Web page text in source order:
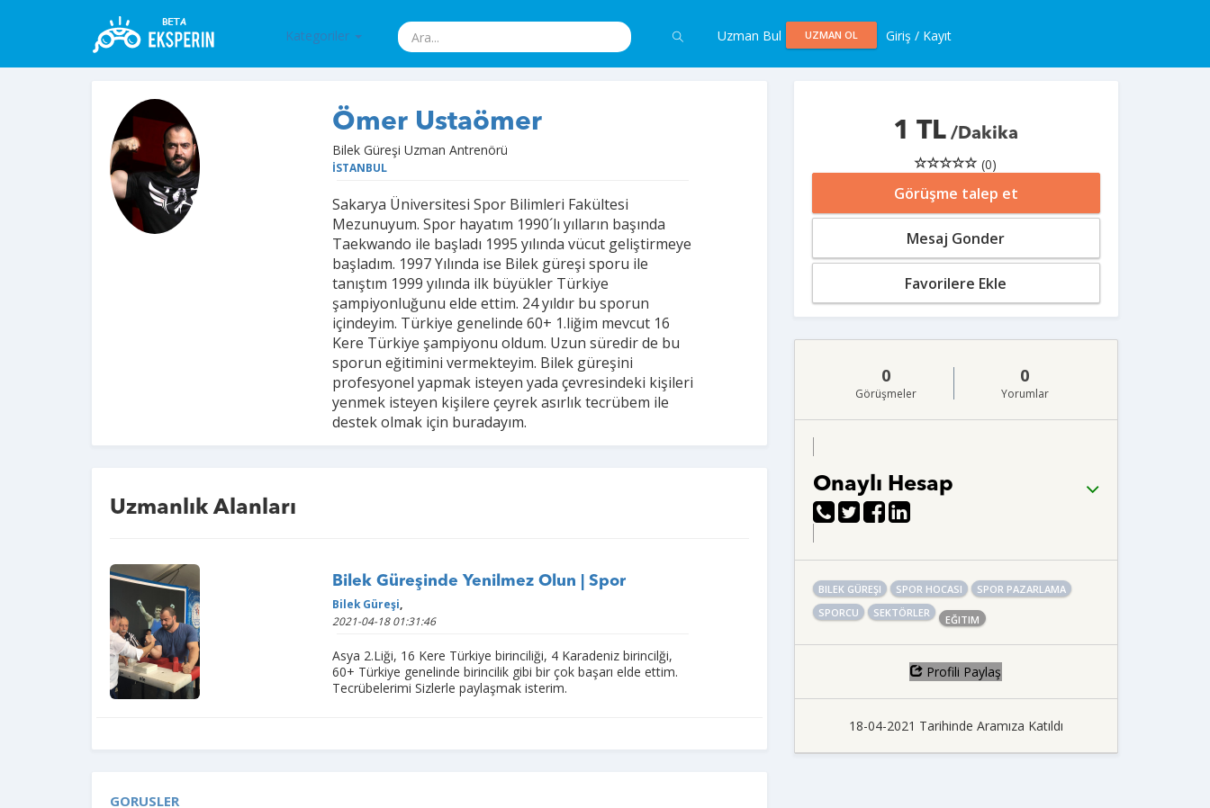
Kategoriler Uzman Bul UZMAN OL Giriş / Kayıt
Ömer Ustaömer
Bilek Güreşi Uzman Antrenörü
İSTANBUL
Sakarya Üniversitesi Spor Bilimleri Fakültesi
Mezunuyum. Spor hayatım 1990´lı yılların başında
Taekwando ile başladı 1995 yılında vücut geliştirmeye
başladım. 1997 Yılında ise Bilek güreşi sporu ile
tanıştım 1999 yılında ilk büyükler Türkiye
şampiyonluğunu elde ettim. 24 yıldır bu sporun
içindeyim. Türkiye genelinde 60+ 1.liğim mevcut 16
Kere Türkiye şampiyonu oldum. Uzun süredir de bu
sporun eğitimini vermekteyim. Bilek güreşini
profesyonel yapmak isteyen yada çevresindeki kişileri
yenmek isteyen kişilere çeyrek asırlık tecrübem ile
destek olmak için buradayım.
Uzmanlık Alanları
Bilek Güreşinde Yenilmez Olun | Spor
Bilek Güreşi
2021-04-18 01:31:46
Asya 2.Liği, 16 Kere Türkiye birinciliği, 4 Karadeniz birincilği,
60+ Türkiye genelinde birincilik gibi bir çok başarı elde ettim.
Tecrübelerimi Sizlerle paylaşmak isterim.
GORUSLER
1 TL /Dakika
(0)
Görüşme talep et
Mesaj Gonder
Favorilere Ekle
0
Görüşmeler
0
Yorumlar
Onaylı Hesap
BILEK GÜREŞI SPOR HOCASI
SPOR PAZARLAMA
SPORCU
SEKTÖRLER
EĞITIM
Profili Paylaş
18-04-2021 Tarihinde Aramıza Katıldı